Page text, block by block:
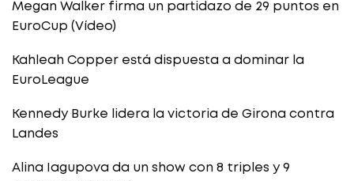
Megan Walker firma un partidazo de 29 puntos en
EuroCup (Vídeo)
Kahleah Copper está dispuesta a dominar la
EuroLeague
Kennedy Burke lidera la victoria de Girona contra
Landes
Alina Iagupova da un show con 8 triples y 9